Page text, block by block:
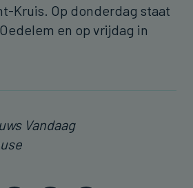
Kruis. Op donderdag staat
en op vrijdag in
Vandaag